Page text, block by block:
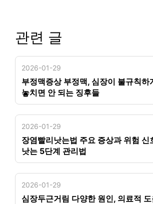
관련 글
2026-01-29
부정맥증상 부정맥, 심장이 불규칙하
놓치면 안 되는 징후들
2026-01-29
장염빨리낫는법 주요 증상과 위험 신
낫는 5단계 관리법
2026-01-29
심장두근거림 다양한 원인, 의료적